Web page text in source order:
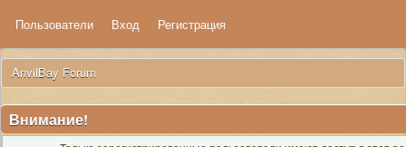
Пользователи
Вход Регистрация
AnvilBay Forum
Внимание!